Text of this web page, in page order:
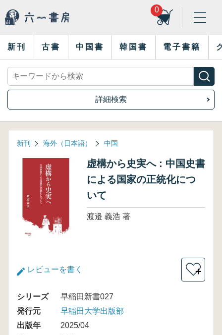
0
新刊 古書 中国書 韓国書 電子書籍
詳細検索
新刊 海外（日本語） 中国
虚構から史実へ : 中国史書
による国家の正統化につ
いて
渡邉 義浩 著
レビューを書く ＋
シリーズ
早稲田新書027
発行元
早稲田大学出版部
出版年
2025/04